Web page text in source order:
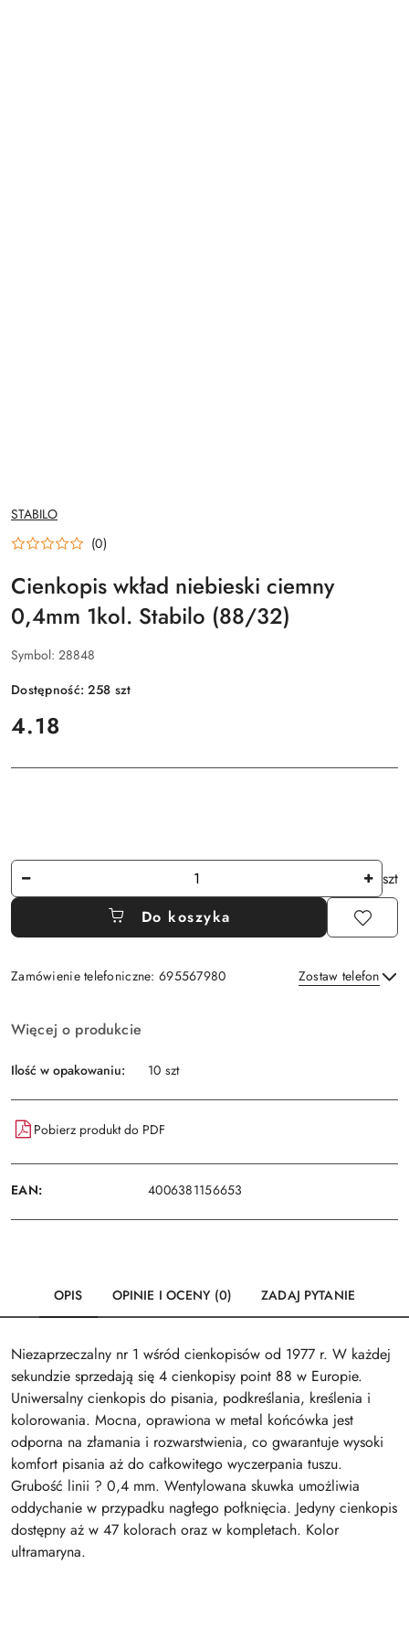
NAZWA
PRODUCENTA:
STABILO
(0)
Cienkopis wkład niebieski ciemny
0,4mm 1kol. Stabilo (88/32)
Symbol: 28848
Dostępność:258 szt
cena:
4.18
Ilość
szt
Do koszyka
Zamówienie telefoniczne: 695567980 Zostaw telefon
i
dostawa
Więcej o produkcie
Ilość w opakowaniu: 10 szt
Pobierz produkt do PDF
EAN: 4006381156653
OPIS OPINIE I OCENY (0) ZADAJ PYTANIE
Niezaprzeczalny nr 1 wśród cienkopisów od 1977 r. W każdej
sekundzie sprzedają się 4 cienkopisy point 88 w Europie.
Uniwersalny cienkopis do pisania, podkreślania, kreślenia i
kolorowania. Mocna, oprawiona w metal końcówka jest
odporna na złamania i rozwarstwienia, co gwarantuje wysoki
komfort pisania aż do całkowitego wyczerpania tuszu.
Grubość linii ? 0,4 mm. Wentylowana skuwka umożliwia
oddychanie w przypadku nagłego połknięcia. Jedyny cienkopis
dostępny aż w 47 kolorach oraz w kompletach. Kolor
ultramaryna.